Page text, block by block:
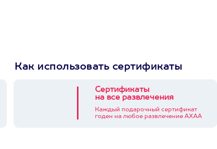
Как использовать сертификаты
Сертификаты
на все развлечения
Каждый подарочный сертификат
годен на любое развлечение АХАА